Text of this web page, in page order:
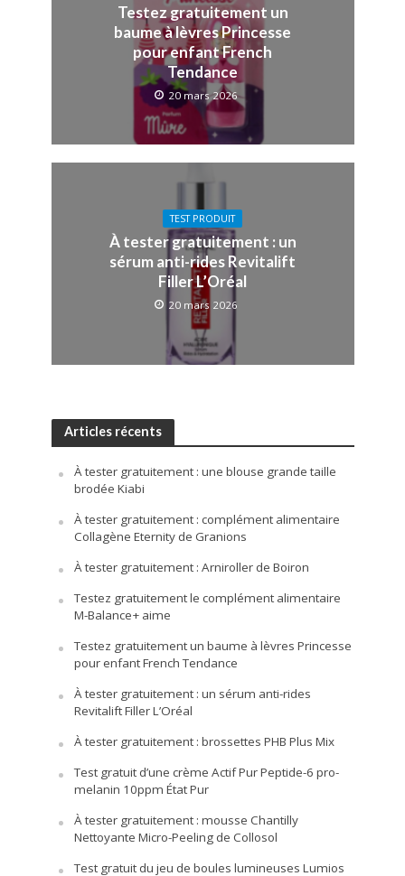
Testez gratuitement un
baume à lèvres Princesse
pour enfant French
Tendance
20 mars 2026
TEST PRODUIT
À tester gratuitement : un
sérum anti-rides Revitalift
Filler L’Oréal
20 mars 2026
Articles récents
À tester gratuitement : une blouse grande taille
brodée Kiabi
À tester gratuitement : complément alimentaire
Collagène Eternity de Granions
À tester gratuitement : Arniroller de Boiron
Testez gratuitement le complément alimentaire
M-Balance+ aime
Testez gratuitement un baume à lèvres Princesse
pour enfant French Tendance
À tester gratuitement : un sérum anti-rides
Revitalift Filler L’Oréal
À tester gratuitement : brossettes PHB Plus Mix
Test gratuit d’une crème Actif Pur Peptide-6 pro-
melanin 10ppm État Pur
À tester gratuitement : mousse Chantilly
Nettoyante Micro-Peeling de Collosol
Test gratuit du jeu de boules lumineuses Lumios